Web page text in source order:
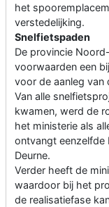
het
verstedelijking.
Snelfietspaden
De provincie
voorwaarden een
voor de aanleg van
Van alle
kwamen, werd de
het ministerie als
ontvangt
Deurne.
Verder heeft de
waardoor bij het
de realisatiefase